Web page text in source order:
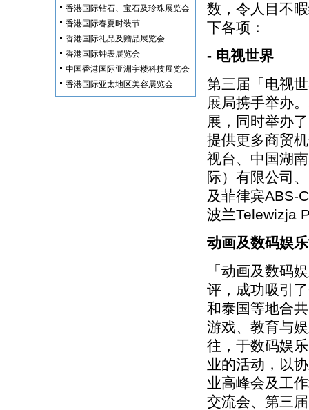
香港国际钻石、宝石及珍珠展览会
香港国际春夏时装节
香港国际礼品及赠品展览会
香港国际钟表展览会
中国香港国际亚洲宇楼科技展览会
香港国际亚太地区美容展览会
数，令人目不
下各项：
- 电视世界
第三届「电视
展局携手举办
展，同时举办
提供更多商贸
视台、中国湖
际）有限公司
及菲律宾ABS-
波兰Telewizja
动画及数码娱
「动画及数码
评，成功吸引
和泰国等地合
游戏、教育与
往，于数码娱
业的活动，以
业高峰会及工
交流会、第三